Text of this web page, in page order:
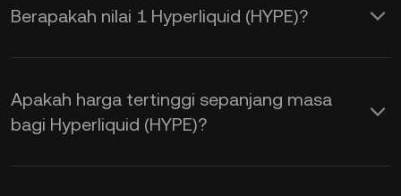
Berapakah nilai 1 Hyperliquid (HYPE)?
KuCoin menyediakan pengemasan kini
harga USD masa nyata untuk
Hyperliquid (HYPE). Harga Hyperliquid
Apakah harga tertinggi sepanjang masa
bagi Hyperliquid (HYPE)?